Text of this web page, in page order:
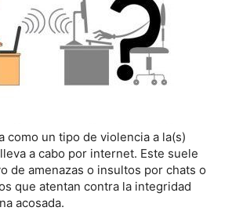
como un tipo de violencia a la(s)
a cabo por internet. Este suele
de amenazas o insultos por chats o
que atentan contra la integridad
acosada.